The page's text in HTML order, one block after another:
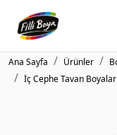
Ana Sayfa Ürünler
İç Cephe Tavan Boyaları